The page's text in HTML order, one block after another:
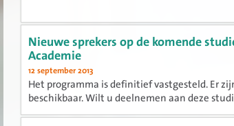
Nieuwe sprekers op de komende
Academie
12 september 2013
Het programma is definitief vastgesteld. Er
beschikbaar. Wilt u deelnemen aan deze
september aanmelden.